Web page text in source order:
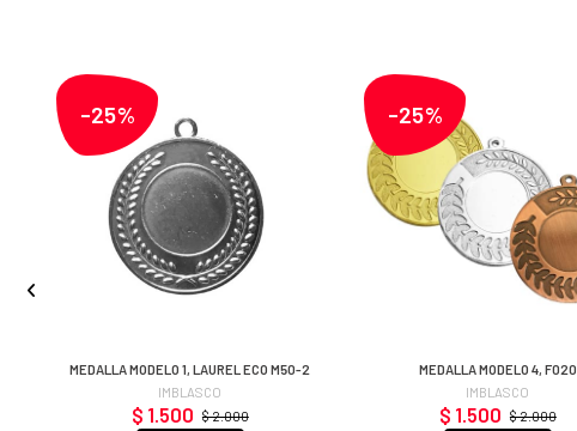
-25%
MEDALLA MODELO 1, LAUREL ECO M50-2
IMBLASCO
$ 2.000
$ 1.500
-25%
MEDALLA MODELO 4, F020
IMBLASCO
$ 2.000
$ 1.500